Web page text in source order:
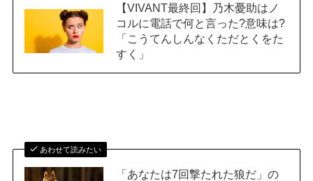
【VIVANT最終回】乃木憂助はノ
コルに電話で何と言った?意味は?
「こうてんしんなくただとくをた
すく」
あわせて読みたい
「あなたは7回撃たれた狼だ」の